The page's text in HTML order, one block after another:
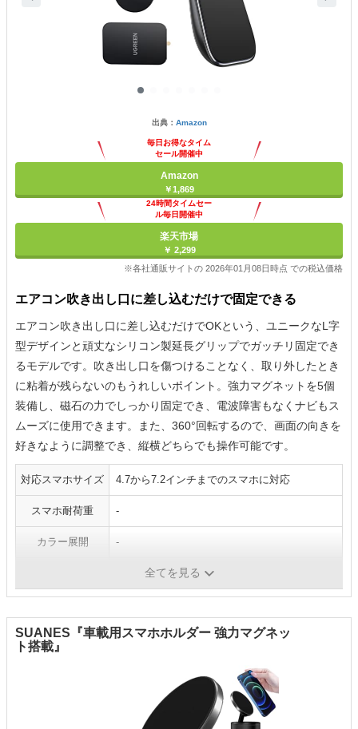
出典： Amazon
毎日お得なタイム
セール開催中
Amazon
￥1,869
24時間タイムセー
ル毎日開催中
楽天市場
￥ 2,299
※各社通販サイトの 2026年01月08日時点 での税込価格
エアコン吹き出し口に差し込むだけで固定できる
エアコン吹き出し口に差し込むだけでOKという、ユニークなL字
型デザインと頑丈なシリコン製延長グリップでガッチリ固定でき
るモデルです。吹き出し口を傷つけることなく、取り外したとき
に粘着が残らないのもうれしいポイント。強力マグネットを5個
装備し、磁石の力でしっかり固定でき、電波障害もなくナビもス
ムーズに使用できます。また、360°回転するので、画面の向きを
好きなように調整でき、縦横どちらでも操作可能です。
対応スマホサイズ 4.7から7.2インチまでのスマホに対応
スマホ耐荷重 -
カラー展開 -
マグネット全てを見る
SUANES『車載用スマホホルダー 強力マグネッ
ト搭載』